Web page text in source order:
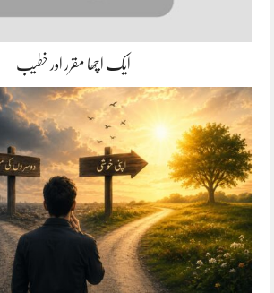
ایک اچھا مقرر اور خطیب